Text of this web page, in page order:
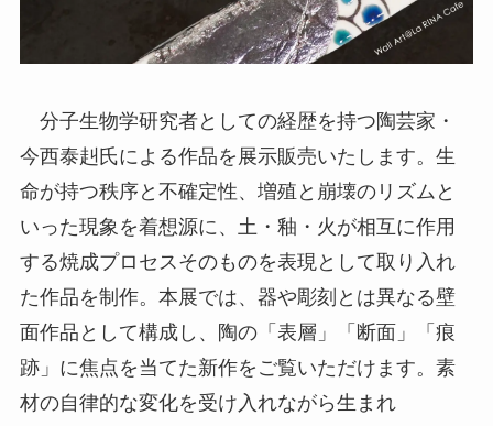
分子生物学研究者としての経歴を持つ陶芸家・
今西泰赳氏による作品を展示販売いたします。生
命が持つ秩序と不確定性、増殖と崩壊のリズムと
いった現象を着想源に、土・釉・火が相互に作用
する焼成プロセスそのものを表現として取り入れ
た作品を制作。本展では、器や彫刻とは異なる壁
面作品として構成し、陶の「表層」「断面」「痕
跡」に焦点を当てた新作をご覧いただけます。素
材の自律的な変化を受け入れながら生まれ